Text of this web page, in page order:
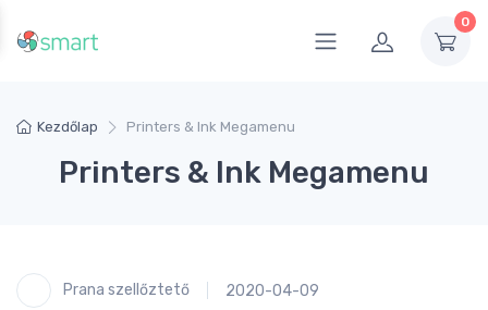
0
Kezdőlap Printers & Ink Megamenu
Printers & Ink Megamenu
Prana szellőztető 2020-04-09